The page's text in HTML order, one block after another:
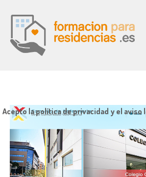
Acepto la política de privacidad y el aviso